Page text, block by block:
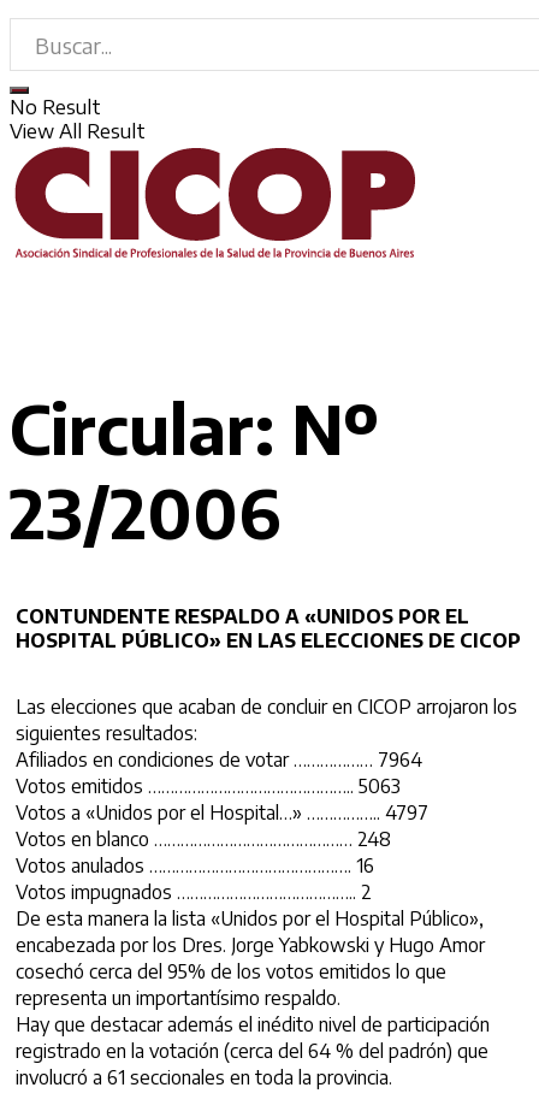
No Result
View All Result
Circular: Nº
23/2006
CONTUNDENTE RESPALDO A «UNIDOS POR EL
HOSPITAL PÚBLICO» EN LAS ELECCIONES DE CICOP
Las elecciones que acaban de concluir en CICOP arrojaron los
siguientes resultados:
Afiliados en condiciones de votar ……………… 7964
Votos emitidos ……………………………………….. 5063
Votos a «Unidos por el Hospital…» …………….. 4797
Votos en blanco ……………………………………… 248
Votos anulados ………………………………………. 16
Votos impugnados ………………………………….. 2
De esta manera la lista «Unidos por el Hospital Público»,
encabezada por los Dres. Jorge Yabkowski y Hugo Amor
cosechó cerca del 95% de los votos emitidos lo que
representa un importantísimo respaldo.
Hay que destacar además el inédito nivel de participación
registrado en la votación (cerca del 64 % del padrón) que
involucró a 61 seccionales en toda la provincia.